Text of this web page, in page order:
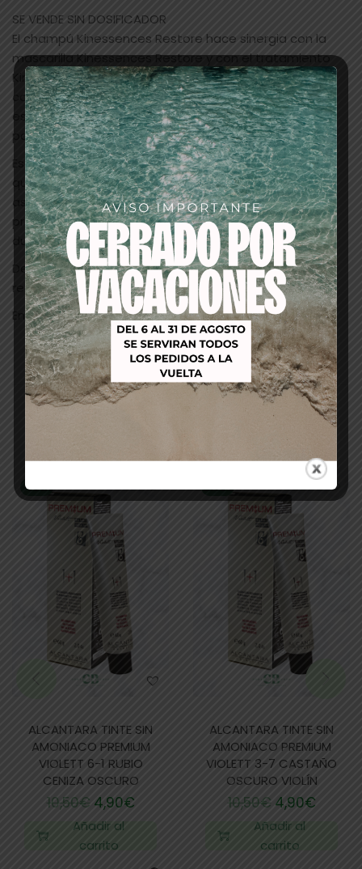
SE VENDE SIN DOSIFICADOR
El champú Kinessences Restore hace sinergia con la
mascarilla Kinessences Restore y con el tratamiento
Kinessences Overnight para conseguir recuperar
completamente la salud y la belleza del cabello
estropeado. Actúa desde el interior de la fibra capilar
para que los resultados se noten por fuera.
Es un champú libre de sulfatos, parabenos y siliconas
que trabaja la tecnología SYNERGY REPAIR (SYN): una
asociación de 5 ingredientes botánicos ricos en
proteínas vegetales y un booster reparador de larga
duración.
Después de usarlo durante 1 mes, conseguimos
recuperar la fibra capilar en un 70%.
Envase: 1000ml.
-53%
ALCANTARA TINTE SIN
AMONIACO PREMIUM
VIOLETT 6-1 RUBIO
CENIZA OSCURO
10,50€ 4,90€
Añadir al
carrito
-53%
ALCANTARA TINTE SIN
AMONIACO PREMIUM
VIOLETT 3-7 CASTAÑO
OSCURO VIOLÍN
10,50€ 4,90€
Añadir al
carrito